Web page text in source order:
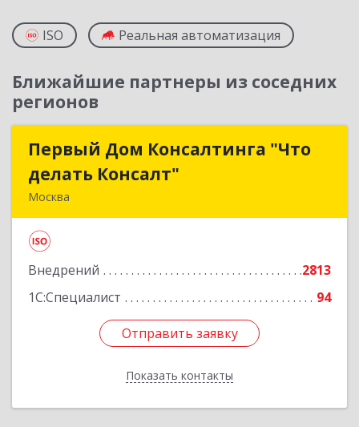
ISO Реальная автоматизация
Ближайшие партнеры из соседних
регионов
Первый Дом Консалтинга "Что
делать Консалт"
Москва
Внедрений
2813
1С:Специалист
94
Отправить заявку
Показать контакты
Первый Дом Консалтинга "Что
Отправить заявку
Назад